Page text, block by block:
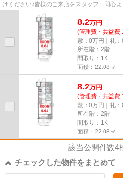
けください♪皆様のご来店をスタッフ一同心
8.2万円
(管理費・共益費
敷：0万円｜礼：
所在階：2階
間取り：1K
面積：22.08㎡
8.2万円
(管理費・共益費
敷：0万円｜礼：
所在階：2階
間取り：1K
面積：22.08㎡
該当公開件数4
チェックした物件をまとめて